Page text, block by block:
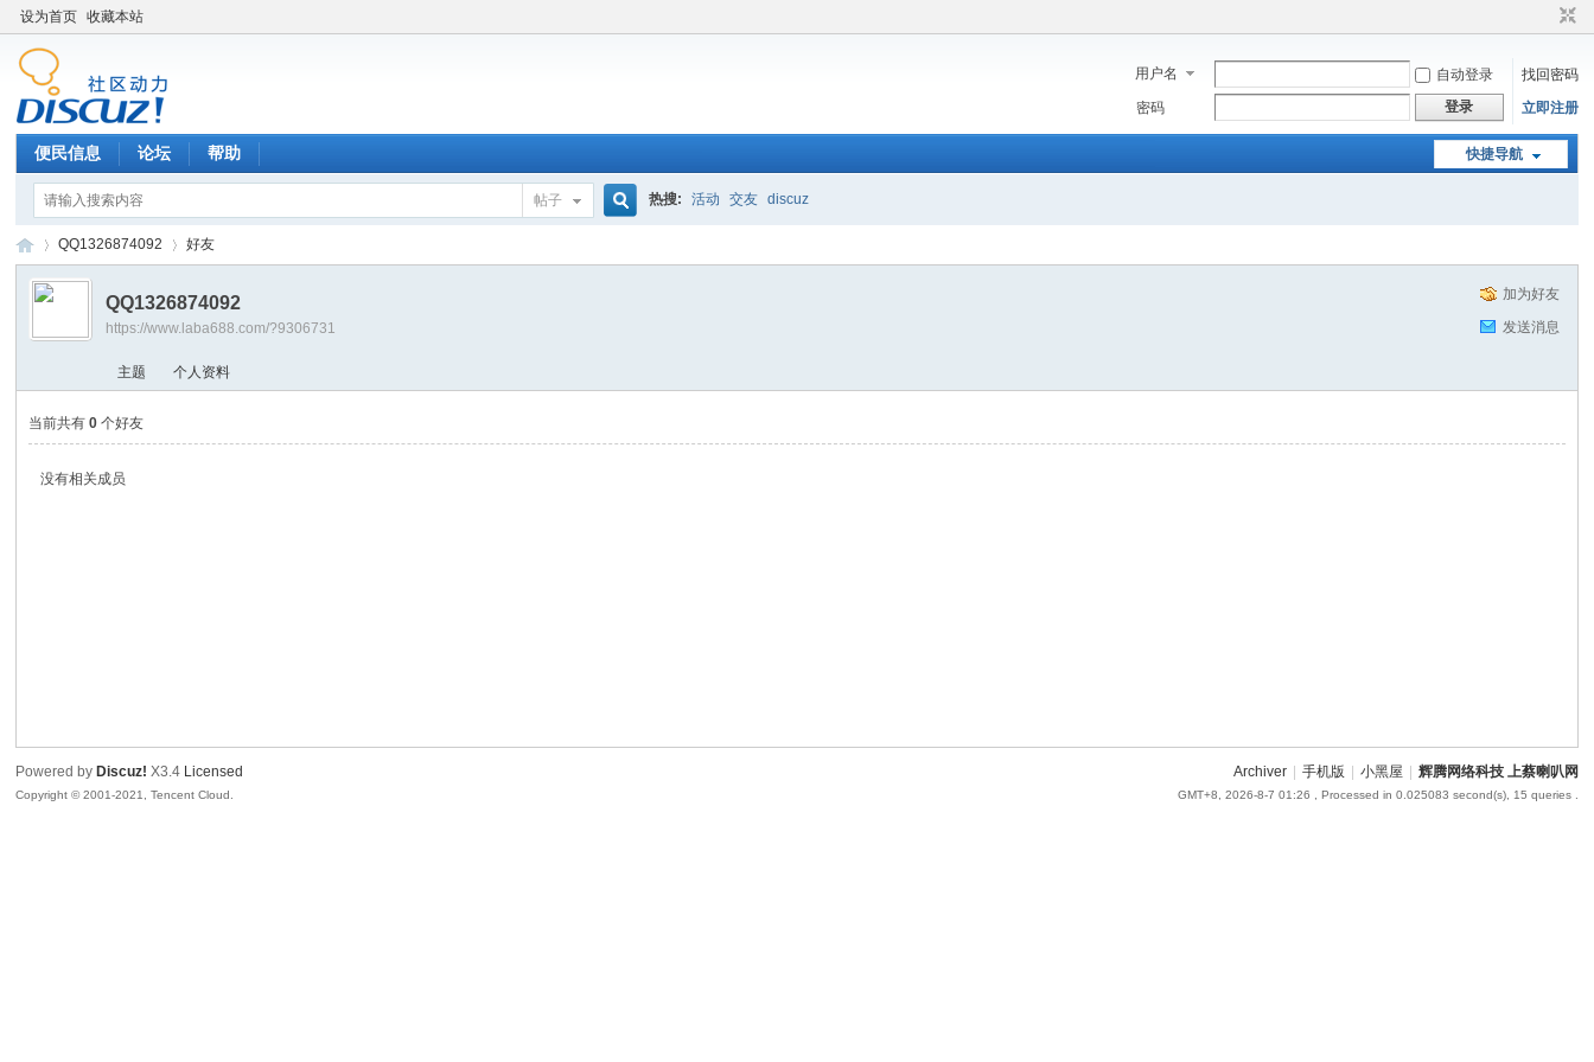
设为首页 收藏本站
用户名 自动登录
找回密码
密码
登录 立即注册
快捷导航
便民信息 论坛 帮助
帖子 热搜: 活动 交友 discuz
›
QQ1326874092 好友
加为好友
发送消息
QQ1326874092
https://www.laba688.com/?9306731
主题 个人资料
当前共有0 个好友
没有相关成员
Archiver 手机版 小黑屋 辉腾网络科技 上蔡喇叭网
GMT+8, 2026-8-7 01:26 , Processed in 0.025083 second(s), 15 queries .
Powered by Discuz! X3.4 Licensed
Copyright © 2001-2021, Tencent Cloud.